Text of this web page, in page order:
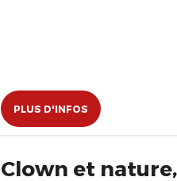
PLUS D'INFOS
Clown et